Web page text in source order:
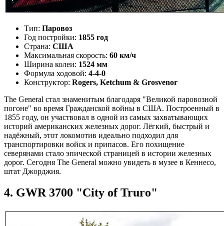
Тип: Паровоз
Год постройки: 1855 год
Страна: США
Максимальная скорость: 60 км/ч
Ширина колеи: 1524 мм
Формула ходовой: 4-4-0
Конструктор: Rogers, Ketchum & Grosvenor
The General стал знаменитым благодаря "Великой паровозной
погоне" во время Гражданской войны в США. Построенный в
1855 году, он участвовал в одной из самых захватывающих
историй американских железных дорог. Лёгкий, быстрый и
надёжный, этот локомотив идеально подходил для
транспортировки войск и припасов. Его похищение
северянами стало эпической страницей в истории железных
дорог. Сегодня The General можно увидеть в музее в Кеннесо,
штат Джорджия.
4. GWR 3700 "City of Truro"